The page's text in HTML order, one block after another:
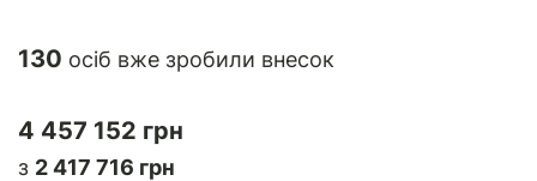
130 осіб вже зробили внесок
4 457 152 грн
з 2 417 716 грн